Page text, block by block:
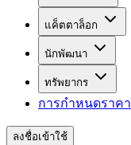
แค็ตตาล็อก
นักพัฒนา
ทรัพยากร
การกำหนดราคา
ลงชื่อเข้าใช้